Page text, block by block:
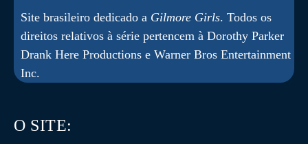
Site brasileiro dedicado a Gilmore Girls. Todos os
direitos relativos à série pertencem à Dorothy Parker
Drank Here Productions e Warner Bros Entertainment
Inc.
O SITE: